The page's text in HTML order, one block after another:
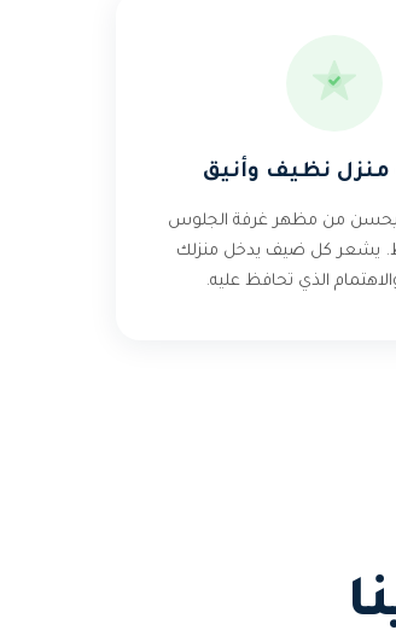
منزل نظيف وأنيق
يحسن من مظهر غرفة الجلوس
يشعر كل ضيف يدخل منزلك
الذي تحافظ عليه.